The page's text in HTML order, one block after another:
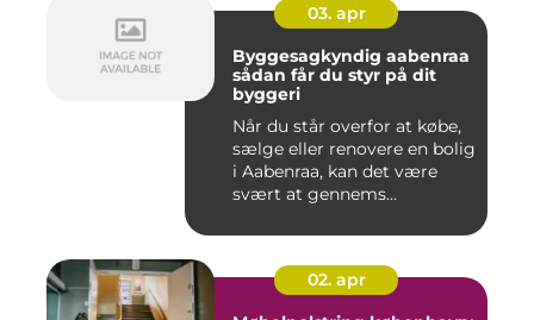
03. apr
Byggesagkyndig aabenraa
sådan får du styr på dit
byggeri
Når du står overfor at købe,
sælge eller renovere en bolig
i Aabenraa, kan det være
svært at gennems...
02. apr